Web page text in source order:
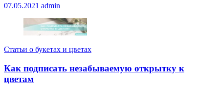
07.05.2021 admin
Статьи о букетах и цветах
Как подписать незабываемую открытку к
цветам